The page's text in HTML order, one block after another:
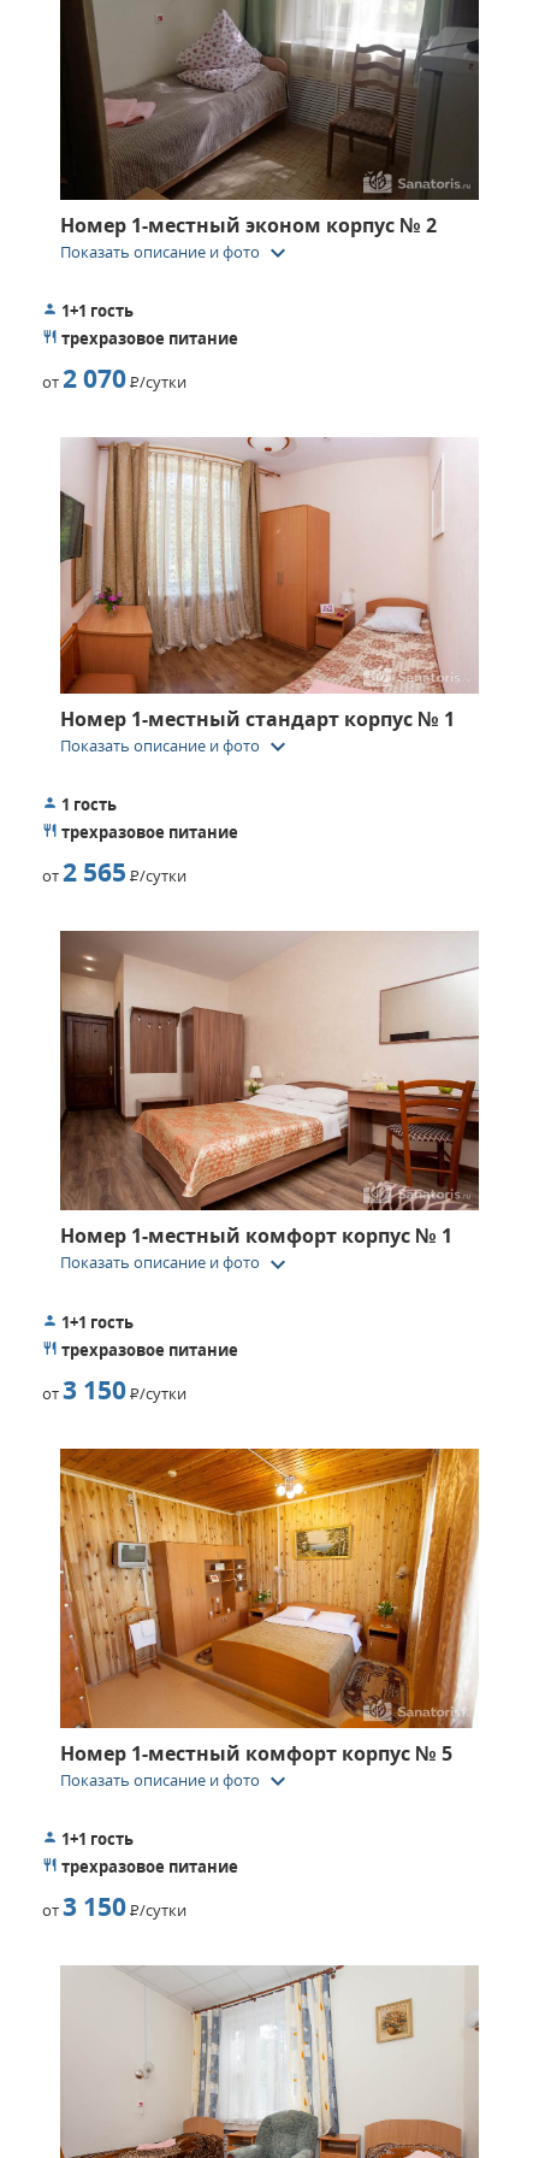
баскетбольной площадке, поиграть в настольный теннис
или воспользоваться прокатом спортивного инвентаря.
Номер 1-местный эконом корпус № 2
Показать описание и фото keyboard_arrow_down
1+1 гость
трехразовое питание
от2 070Р/сутки
Номер 1-местный стандарт корпус № 1
Показать описание и фото keyboard_arrow_down
1 гость
трехразовое питание
от2 565 Р/сутки
Номер 1-местный комфорт корпус № 1
Показать описание и фото keyboard_arrow_down
1+1 гость
трехразовое питание
от3 150Р/сутки
Номер 1-местный комфорт корпус № 5
Показать описание и фото keyboard_arrow_down
1+1 гость
трехразовое питание
от3 150Р/сутки